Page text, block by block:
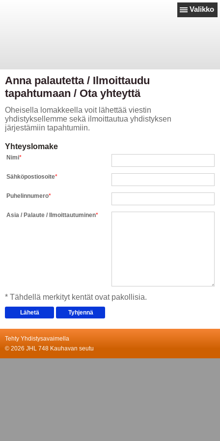
Valikko
Anna palautetta / Ilmoittaudu
tapahtumaan / Ota yhteyttä
Oheisella lomakkeella voit lähettää viestin
yhdistyksellemme sekä ilmoittautua yhdistyksen
järjestämiin tapahtumiin.
Yhteyslomake
Nimi*
Sähköpostiosoite*
Puhelinnumero*
Asia / Palaute / Ilmoittautuminen*
* Tähdellä merkityt kentät ovat pakollisia.
Tehty Yhdistysavaimella
© 2026 JHL 748 Kauhavan seutu